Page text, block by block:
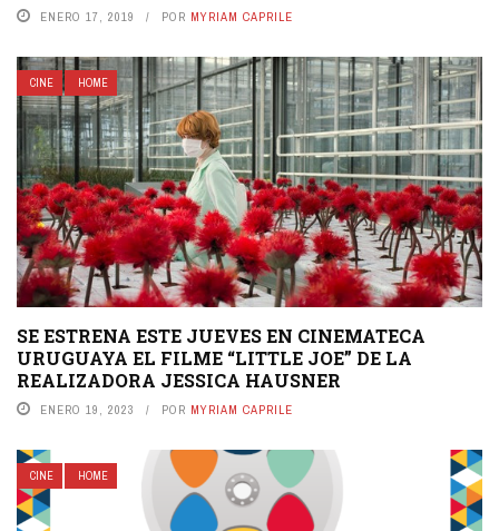
ENERO 17, 2019 POR MYRIAM CAPRILE
CINE HOME
SE ESTRENA ESTE JUEVES EN CINEMATECA
URUGUAYA EL FILME “LITTLE JOE” DE LA
REALIZADORA JESSICA HAUSNER
ENERO 19, 2023 POR MYRIAM CAPRILE
CINE HOME